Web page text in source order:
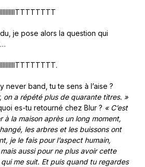
je pose alors la question qui
never band, tu te sens à l’aise ?
on a répété plus de quarante titres. »
es-tu retourné chez Blur ? « C’est
à la maison après un long moment,
les arbres et les buissons ont
je le fais pour l’aspect humain,
aussi pour ne plus avoir cette
me suit. Et puis quand tu regardes